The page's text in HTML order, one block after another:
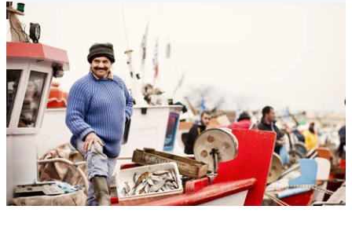
Featured
image